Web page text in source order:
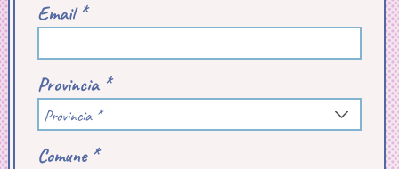
Email *
Provincia *
Provincia *
Comune *